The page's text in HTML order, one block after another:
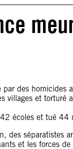
des homicides
villages et
écoles et tué 44
des séparatistes
et les forces